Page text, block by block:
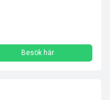
Besök här